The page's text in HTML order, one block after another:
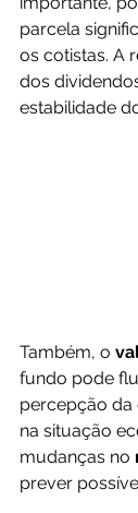
parcela
os cotistas. A
dos
estabilidade
Também, o
fundo pode
percepção da
na situação
mudanças no
prever